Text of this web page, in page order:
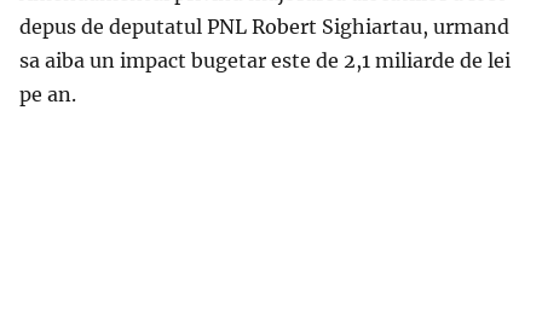
depus de deputatul PNL Robert Sighiartau, urmand
sa aiba un impact bugetar este de 2,1 miliarde de lei
pe an.